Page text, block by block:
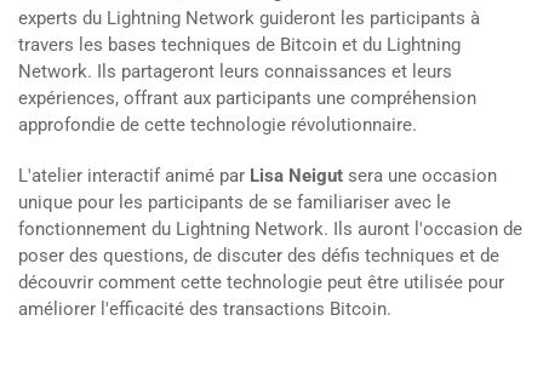
experts du Lightning Network guideront les participants à
travers les bases techniques de Bitcoin et du Lightning
Network. Ils partageront leurs connaissances et leurs
expériences, offrant aux participants une compréhension
approfondie de cette technologie révolutionnaire.
L'atelier interactif animé par Lisa Neigut sera une occasion
unique pour les participants de se familiariser avec le
fonctionnement du Lightning Network. Ils auront l'occasion de
poser des questions, de discuter des défis techniques et de
découvrir comment cette technologie peut être utilisée pour
améliorer l'efficacité des transactions Bitcoin.